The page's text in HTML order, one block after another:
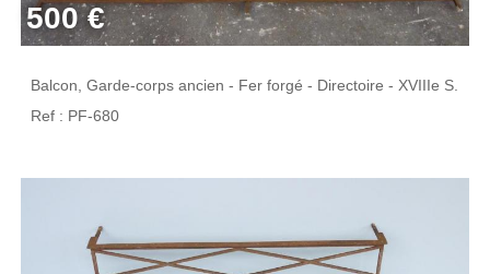
500 €
Balcon, Garde-corps ancien - Fer forgé - Directoire - XVIIIe S.
Ref : PF-680